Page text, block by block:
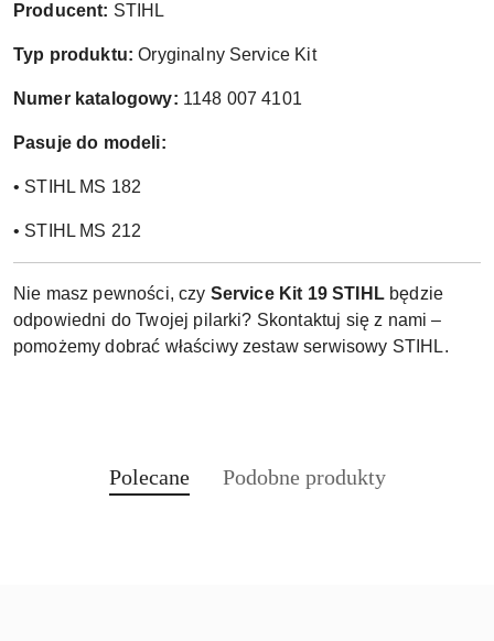
Producent: STIHL
Typ produktu: Oryginalny Service Kit
Numer katalogowy: 1148 007 4101
Pasuje do modeli:
• STIHL MS 182
• STIHL MS 212
Nie masz pewności, czy Service Kit 19 STIHLbędzie
odpowiedni do Twojej pilarki? Skontaktuj się z nami –
pomożemy dobrać właściwy zestaw serwisowy STIHL.
Pomiń karuzelę produktów
Produkty
Polecane
Produkty
Podobne produkty